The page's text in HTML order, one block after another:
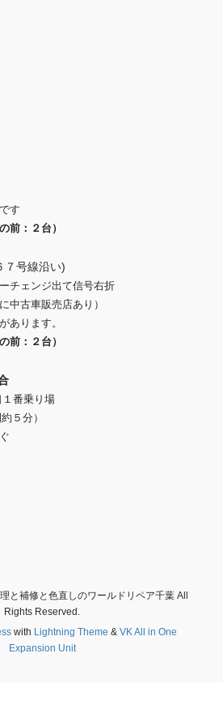
す
前：２台）
７号線沿い)
チェンジ出て信号右折
中古車販売店あり）
あります。
前：２台）
１番乗り場
５分）
と補修と色直しのワールドリペア千葉 All
Rights Reserved.
with Lightning Theme & VK All in One
Expansion Unit